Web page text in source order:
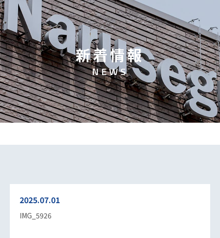
新着情報
NEWS
2025.07.01
IMG_5926